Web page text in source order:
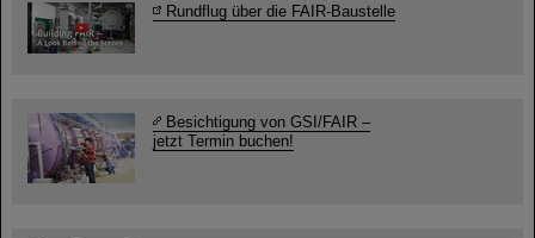
Rundflug über die FAIR-Baustelle
Besichtigung von GSI/FAIR –
jetzt Termin buchen!